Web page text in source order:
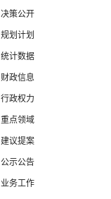
决策公开
规划计划
统计数据
财政信息
行政权力
重点领域
建议提案
公示公告
业务工作